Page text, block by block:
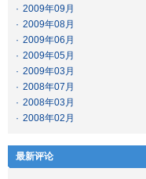
· 2009年09月
· 2009年08月
· 2009年06月
· 2009年05月
· 2009年03月
· 2008年07月
· 2008年03月
· 2008年02月
最新评论